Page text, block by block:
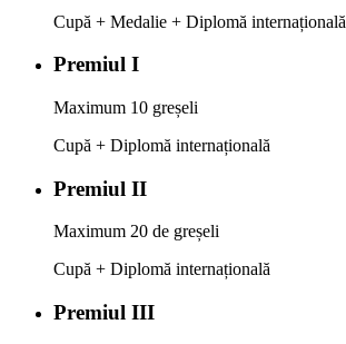
Cupă + Medalie + Diplomă internațională
Premiul I
Maximum 10 greșeli
Cupă + Diplomă internațională
Premiul II
Maximum 20 de greșeli
Cupă + Diplomă internațională
Premiul III